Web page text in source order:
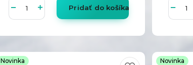
Pridať do košíka
Novinka Novinka